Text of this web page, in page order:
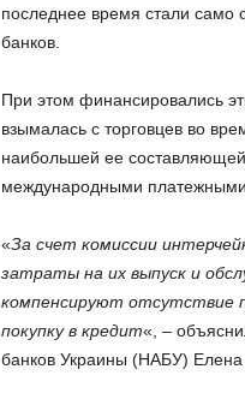
последнее время стали
банков.
При этом финансировались
взымалась с торговцев во
наибольшей ее составляющей
международными
«За счет комиссии
затраты на их выпуск и
компенсируют отсутствие
покупку в кредит«, –
банков Украины (НАБУ) Елена